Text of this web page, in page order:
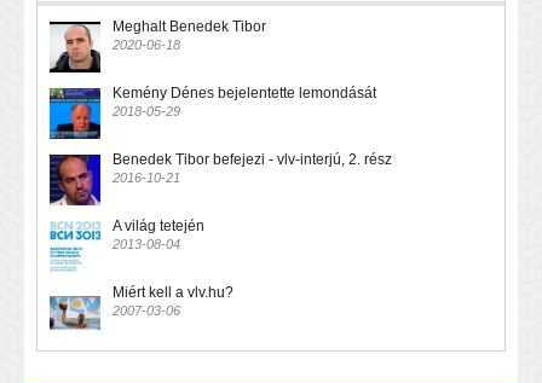
Meghalt Benedek Tibor
2020-06-18
Kemény Dénes bejelentette lemondását
2018-05-29
Benedek Tibor befejezi - vlv-interjú, 2. rész
2016-10-21
A világ tetején
2013-08-04
Miért kell a vlv.hu?
2007-03-06